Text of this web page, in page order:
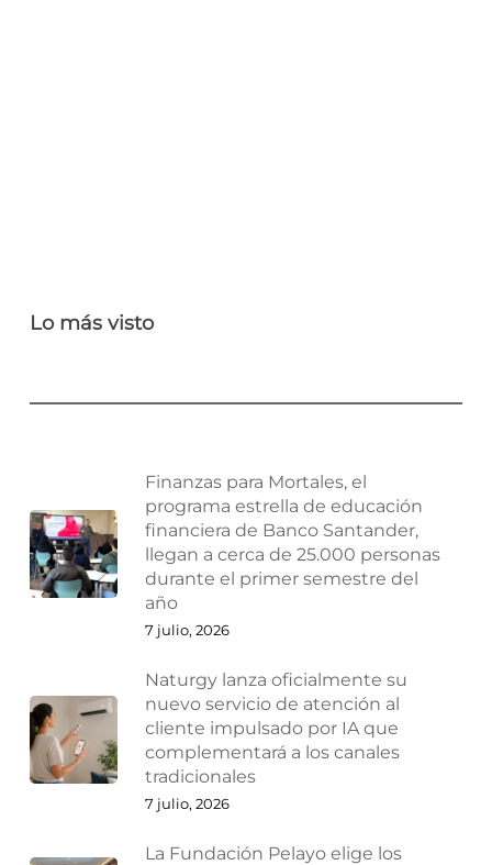
Lo más visto
Finanzas para Mortales, el
programa estrella de educación
financiera de Banco Santander,
llegan a cerca de 25.000 personas
durante el primer semestre del
año
7 julio, 2026
Naturgy lanza oficialmente su
nuevo servicio de atención al
cliente impulsado por IA que
complementará a los canales
tradicionales
7 julio, 2026
La Fundación Pelayo elige los